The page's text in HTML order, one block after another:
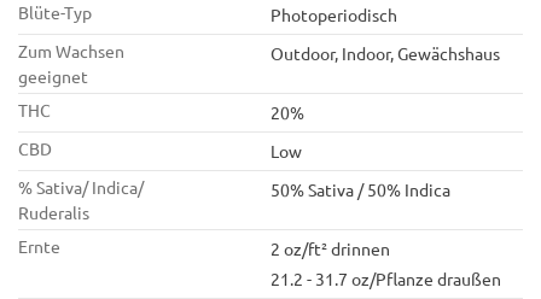
Blüte-Typ
Photoperiodisch
Zum Wachsen
geeignet
Outdoor, Indoor, Gewächshaus
THC
20%
CBD
Low
% Sativa/ Indica/
Ruderalis
50% Sativa / 50% Indica
Ernte
2 oz/ft² drinnen
21.2 - 31.7 oz/Pflanze draußen